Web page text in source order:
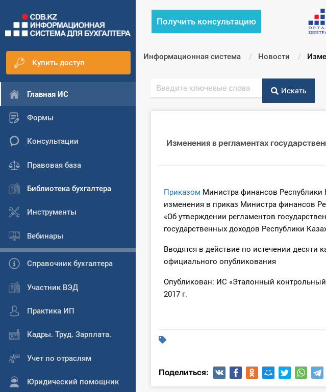
Купить доступ
Главная ИС
Формы
Консультации
Правовая база
Библиотека бухгалтера
Инструменты
Вебинары
Справочник бухгалтера
Участник ВЭД
Практика ИП
Кадры. Труд. Зарплата.
Учет по отраслям
Юридический помощник
Получить консультацию
Информационная система Новости
Искать
Изменения в регламентах
Приказом Министра финансов Республики
изменения в приказ Министра финансов
«Об утверждении регламентов
государственных доходов Республики
Вводятся в действие по истечении десяти
официального опубликования
Опубликован: ИС «Эталонный
2017 г.
Поделиться: